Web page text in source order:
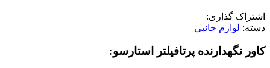
اشتراک گذاری:
دسته: لوازم جانبی
کاور نگهدارنده پرتافیلتر استارسو: